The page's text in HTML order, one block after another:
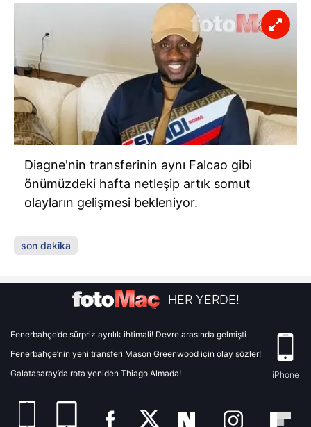
Diagne'nin transferinin aynı Falcao gibi
önümüzdeki hafta netleşip artık somut
olayların gelişmesi bekleniyor.
son dakika
HER YERDE!
Fenerbahçe’de sürpriz ayrılık ihtimali! Devre arasında gelmişti
Fenerbahçe’nin yeni transferi Mason Greenwood için olay sözler!
Galatasaray’da rota yeniden Thiago Almada!
iPhone